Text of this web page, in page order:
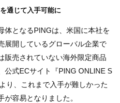
通じて入手可能に
体となるPINGは、米国に本社を
展開しているグローバル企業で
販売されていない海外限定商品
公式ECサイト『PING ONLINE S
り、これまで入手が難しかった
が容易となりました。